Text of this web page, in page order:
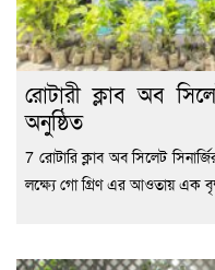
রোটারী ক্লাব অব
অনুষ্ঠিত
7 রোটারি ক্লাব অব সিলেট
লক্ষ্যে গো গ্রিণ এর আওতায় এক